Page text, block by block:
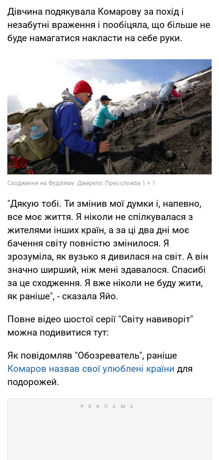
Дівчина подякувала Комарову за похід і
незабутні враження і пообіцяла, що більше не
буде намагатися накласти на себе руки.
"Дякую тобі. Ти змінив мої думки і, напевно,
все моє життя. Я ніколи не спілкувалася з
жителями інших країн, а за ці два дні моє
бачення світу повністю змінилося. Я
зрозуміла, як вузько я дивилася на світ. А він
значно ширший, ніж мені здавалося. Спасибі
за це сходження. Я вже ніколи не буду жити,
як раніше", - сказала Яйо.
Повне відео шостої серії "Світу навиворіт"
можна подивитися тут:
Як повідомляв "Обозреватель", раніше
Комаров назвав свої улюблені країни для
подорожей.